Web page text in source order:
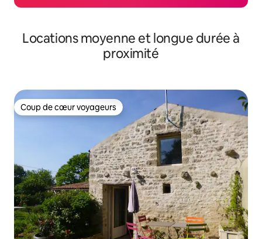
Locations moyenne et longue durée à
proximité
Coup de cœur voyageurs
Coup de cœur voyageurs